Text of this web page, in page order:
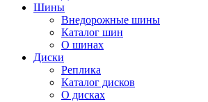
Шины
Внедорожные шины
Каталог шин
О шинах
Диски
Реплика
Каталог дисков
О дисках